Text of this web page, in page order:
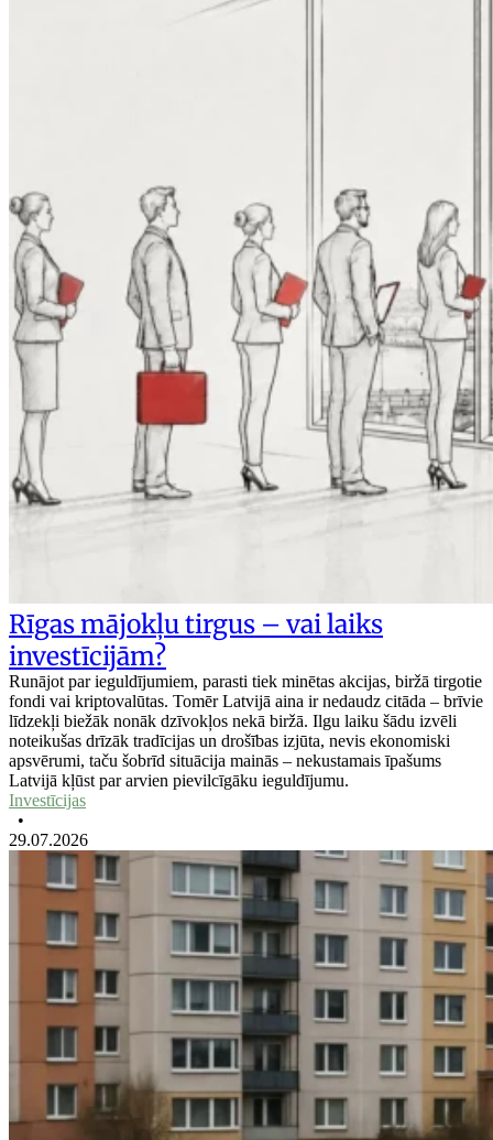
Rīgas mājokļu tirgus – vai laiks
investīcijām?
Runājot par ieguldījumiem, parasti tiek minētas akcijas, biržā tirgotie
fondi vai kriptovalūtas. Tomēr Latvijā aina ir nedaudz citāda – brīvie
līdzekļi biežāk nonāk dzīvokļos nekā biržā. Ilgu laiku šādu izvēli
noteikušas drīzāk tradīcijas un drošības izjūta, nevis ekonomiski
apsvērumi, taču šobrīd situācija mainās – nekustamais īpašums
Latvijā kļūst par arvien pievilcīgāku ieguldījumu.
Investīcijas
•
29.07.2026